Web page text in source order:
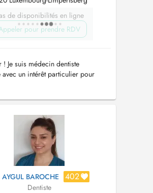
de disponibilités en ligne
pour prendre RDV
! Je suis médecin dentiste
avec un intérêt particulier pour
ainsi qu'une formation continue
dans ce domaine. Mon objectif
le patient, à travers une approche
et minimale...
AYGUL BAROCHE 402
Dentiste